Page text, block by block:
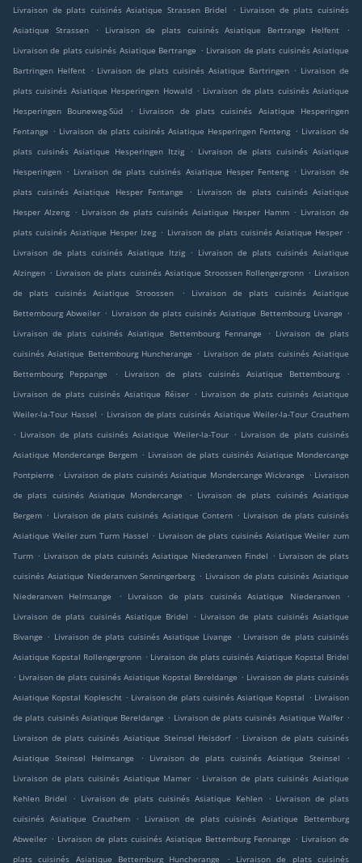
Livraison de plats cuisinés Asiatique Strassen Bridel
. Livraison de plats cuisinés
Asiatique Strassen
. Livraison de plats cuisinés Asiatique Bertrange Helfent
.
Livraison de plats cuisinés Asiatique Bertrange . Livraison de plats cuisinés Asiatique
Bartringen Helfent . Livraison de plats cuisinés Asiatique Bartringen . Livraison de
plats cuisinés Asiatique Hesperingen Howald . Livraison de plats cuisinés Asiatique
Hesperingen Bouneweg-Süd
.
Livraison de plats cuisinés Asiatique Hesperingen
Fentange . Livraison de plats cuisinés Asiatique Hesperingen Fenteng . Livraison de
plats cuisinés Asiatique Hesperingen Itzig
. Livraison de plats cuisinés Asiatique
Hesperingen . Livraison de plats cuisinés Asiatique Hesper Fenteng . Livraison de
plats cuisinés Asiatique Hesper Fentange
. Livraison de plats cuisinés Asiatique
Hesper Alzeng . Livraison de plats cuisinés Asiatique Hesper Hamm . Livraison de
plats cuisinés Asiatique Hesper Izeg . Livraison de plats cuisinés Asiatique Hesper .
Livraison de plats cuisinés Asiatique Itzig
. Livraison de plats cuisinés Asiatique
Alzingen . Livraison de plats cuisinés Asiatique Stroossen Rollengergronn . Livraison
de plats cuisinés Asiatique Stroossen
.
Livraison de plats cuisinés Asiatique
Bettembourg Abweiler . Livraison de plats cuisinés Asiatique Bettembourg Livange .
Livraison de plats cuisinés Asiatique Bettembourg Fennange
. Livraison de plats
cuisinés Asiatique Bettembourg Huncherange . Livraison de plats cuisinés Asiatique
Bettembourg Peppange
. Livraison de plats cuisinés Asiatique Bettembourg
.
Livraison de plats cuisinés Asiatique Réiser . Livraison de plats cuisinés Asiatique
Weiler-la-Tour Hassel . Livraison de plats cuisinés Asiatique Weiler-la-Tour Crauthem
. Livraison de plats cuisinés Asiatique Weiler-la-Tour . Livraison de plats cuisinés
Asiatique Mondercange Bergem . Livraison de plats cuisinés Asiatique Mondercange
Pontpierre . Livraison de plats cuisinés Asiatique Mondercange Wickrange . Livraison
de plats cuisinés Asiatique Mondercange
. Livraison de plats cuisinés Asiatique
Bergem . Livraison de plats cuisinés Asiatique Contern . Livraison de plats cuisinés
Asiatique Weiler zum Turm Hassel . Livraison de plats cuisinés Asiatique Weiler zum
Turm . Livraison de plats cuisinés Asiatique Niederanven Findel . Livraison de plats
cuisinés Asiatique Niederanven Senningerberg . Livraison de plats cuisinés Asiatique
Niederanven Helmsange
. Livraison de plats cuisinés Asiatique Niederanven
.
Livraison de plats cuisinés Asiatique Bridel
. Livraison de plats cuisinés Asiatique
Bivange . Livraison de plats cuisinés Asiatique Livange . Livraison de plats cuisinés
Asiatique Kopstal Rollengergronn . Livraison de plats cuisinés Asiatique Kopstal Bridel
. Livraison de plats cuisinés Asiatique Kopstal Bereldange . Livraison de plats cuisinés
Asiatique Kopstal Koplescht . Livraison de plats cuisinés Asiatique Kopstal . Livraison
de plats cuisinés Asiatique Bereldange . Livraison de plats cuisinés Asiatique Walfer .
Livraison de plats cuisinés Asiatique Steinsel Heisdorf . Livraison de plats cuisinés
Asiatique Steinsel Helmsange
. Livraison de plats cuisinés Asiatique Steinsel
.
Livraison de plats cuisinés Asiatique Mamer . Livraison de plats cuisinés Asiatique
Kehlen Bridel
. Livraison de plats cuisinés Asiatique Kehlen . Livraison de plats
cuisinés Asiatique Crauthem
.
Livraison de plats cuisinés Asiatique Bettemburg
Abweiler . Livraison de plats cuisinés Asiatique Bettemburg Fennange . Livraison de
plats cuisinés Asiatique Bettemburg Huncherange
.
Livraison de plats cuisinés